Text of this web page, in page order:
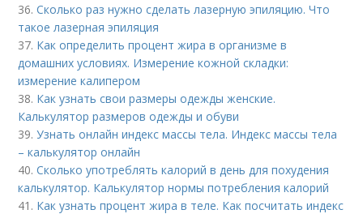
36.Сколько раз нужно сделать лазерную эпиляцию. Что
такое лазерная эпиляция
37. Как определить процент жира в организме в
домашних условиях. Измерение кожной складки:
измерение калипером
38. Как узнать свои размеры одежды женские.
Калькулятор размеров одежды и обуви
39.Узнать онлайн индекс массы тела. Индекс массы тела
– калькулятор онлайн
40.Сколько употреблять калорий в день для похудения
калькулятор. Калькулятор нормы потребления калорий
41. Как узнать процент жира в теле. Как посчитать индекс